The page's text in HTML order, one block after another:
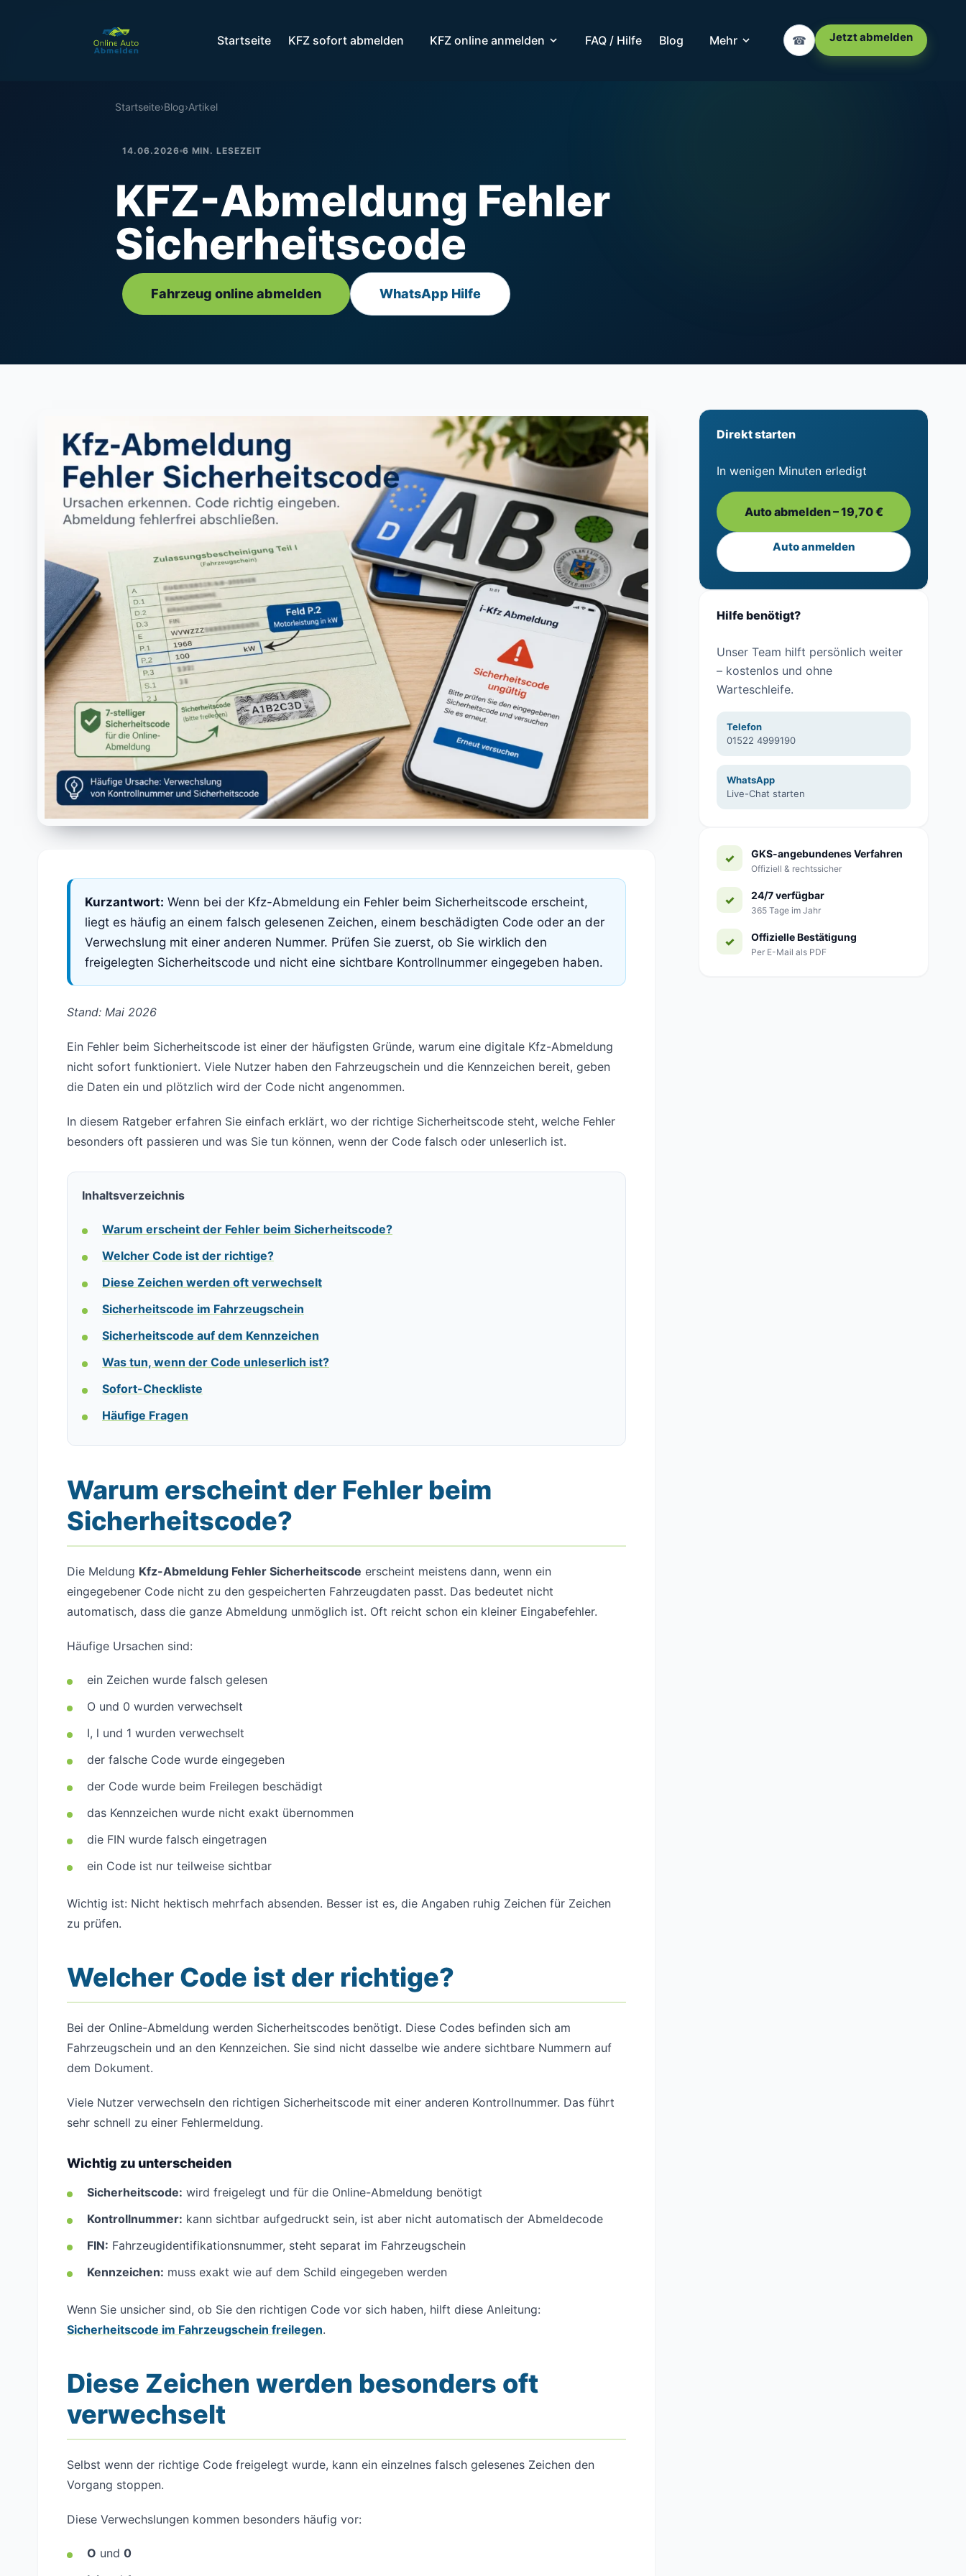
Startseite KFZ sofort abmelden KFZ online anmelden FAQ / Hilfe Blog Mehr ☎ Jetzt abmelden
Startseite›Blog›Artikel
14.06.2026 6 MIN. LESEZEIT
KFZ-Abmeldung Fehler
Sicherheitscode
Fahrzeug online abmelden WhatsApp Hilfe
Kurzantwort: Wenn bei der Kfz-Abmeldung ein Fehler beim Sicherheitscode erscheint,
liegt es häufig an einem falsch gelesenen Zeichen, einem beschädigten Code oder an der
Verwechslung mit einer anderen Nummer. Prüfen Sie zuerst, ob Sie wirklich den
freigelegten Sicherheitscode und nicht eine sichtbare Kontrollnummer eingegeben haben.
Stand: Mai 2026
Ein Fehler beim Sicherheitscode ist einer der häufigsten Gründe, warum eine digitale Kfz-Abmeldung
nicht sofort funktioniert. Viele Nutzer haben den Fahrzeugschein und die Kennzeichen bereit, geben
die Daten ein und plötzlich wird der Code nicht angenommen.
In diesem Ratgeber erfahren Sie einfach erklärt, wo der richtige Sicherheitscode steht, welche Fehler
besonders oft passieren und was Sie tun können, wenn der Code falsch oder unleserlich ist.
Inhaltsverzeichnis
Warum erscheint der Fehler beim Sicherheitscode?
Welcher Code ist der richtige?
Diese Zeichen werden oft verwechselt
Sicherheitscode im Fahrzeugschein
Sicherheitscode auf dem Kennzeichen
Was tun, wenn der Code unleserlich ist?
Sofort-Checkliste
Häufige Fragen
Warum erscheint der Fehler beim
Sicherheitscode?
Die Meldung Kfz-Abmeldung Fehler Sicherheitscode erscheint meistens dann, wenn ein
eingegebener Code nicht zu den gespeicherten Fahrzeugdaten passt. Das bedeutet nicht
automatisch, dass die ganze Abmeldung unmöglich ist. Oft reicht schon ein kleiner Eingabefehler.
Häufige Ursachen sind:
ein Zeichen wurde falsch gelesen
O und 0 wurden verwechselt
I, l und 1 wurden verwechselt
der falsche Code wurde eingegeben
der Code wurde beim Freilegen beschädigt
das Kennzeichen wurde nicht exakt übernommen
die FIN wurde falsch eingetragen
ein Code ist nur teilweise sichtbar
Wichtig ist: Nicht hektisch mehrfach absenden. Besser ist es, die Angaben ruhig Zeichen für Zeichen
zu prüfen.
Welcher Code ist der richtige?
Bei der Online-Abmeldung werden Sicherheitscodes benötigt. Diese Codes befinden sich am
Fahrzeugschein und an den Kennzeichen. Sie sind nicht dasselbe wie andere sichtbare Nummern auf
dem Dokument.
Viele Nutzer verwechseln den richtigen Sicherheitscode mit einer anderen Kontrollnummer. Das führt
sehr schnell zu einer Fehlermeldung.
Wichtig zu unterscheiden
Sicherheitscode: wird freigelegt und für die Online-Abmeldung benötigt
Kontrollnummer: kann sichtbar aufgedruckt sein, ist aber nicht automatisch der Abmeldecode
FIN: Fahrzeugidentifikationsnummer, steht separat im Fahrzeugschein
Kennzeichen: muss exakt wie auf dem Schild eingegeben werden
Wenn Sie unsicher sind, ob Sie den richtigen Code vor sich haben, hilft diese Anleitung:
Sicherheitscode im Fahrzeugschein freilegen.
Diese Zeichen werden besonders oft
verwechselt
Selbst wenn der richtige Code freigelegt wurde, kann ein einzelnes falsch gelesenes Zeichen den
Vorgang stoppen.
Diese Verwechslungen kommen besonders häufig vor:
O und 0
Direkt starten
In wenigen Minuten erledigt
Auto abmelden – 19,70 €
Auto anmelden
Hilfe benötigt?
Unser Team hilft persönlich weiter
– kostenlos und ohne
Warteschleife.
Telefon
01522 4999190
WhatsApp
Live-Chat starten
GKS-angebundenes Verfahren
Offiziell & rechtssicher
24/7 verfügbar
365 Tage im Jahr
Offizielle Bestätigung
Per E-Mail als PDF